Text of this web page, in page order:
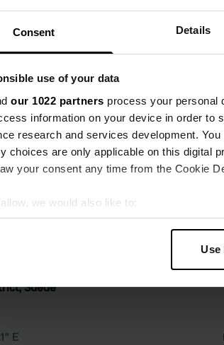
Consent Details
use of your data
our 1022 partners process your personal
information on your device in order to
research and services development.
choices are only applicable on this digital
your consent any time from the Cookie
we would also like to:
information about your geographical
more about how your personal data is
cookies to personalise content and ads,
about your use of our site with our
information that you’ve provided to them or
Use
Suède
E